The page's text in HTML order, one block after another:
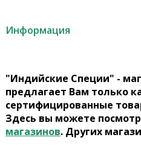
Информация
"Индийские Специи" -
предлагает Вам только
сертифицированные
Здесь вы можете
магазинов. Других